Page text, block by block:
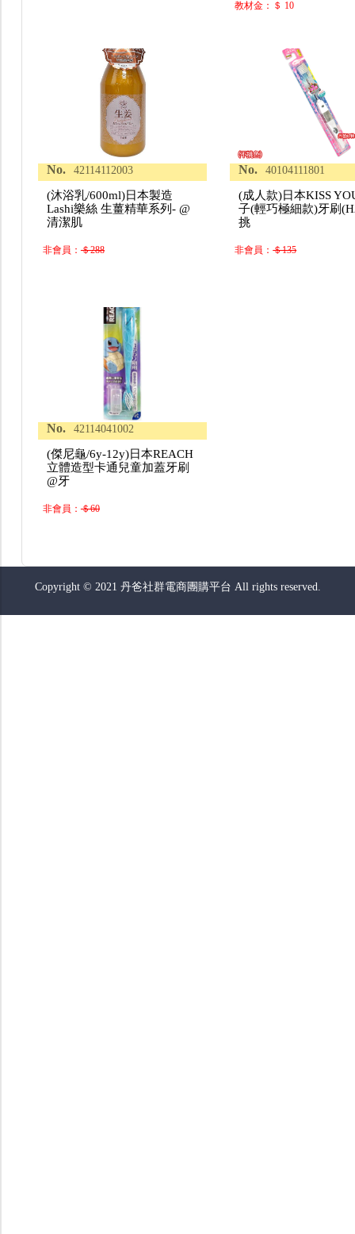
教材金：＄ 10
No. 42114112003
(沐浴乳/600ml)日本製造
Lashi樂絲 生薑精華系列- @
清潔肌
非會員：＄288
No. 40104111801
(成人款)日本KISS
子(輕巧極細款)牙刷
挑
非會員：＄135
No. 42114041002
(傑尼龜/6y-12y)日本REACH
立體造型卡通兒童加蓋牙刷
@牙
非會員：＄60
Copyright © 2021 丹爸社群電商團購平台 All rights reserved.